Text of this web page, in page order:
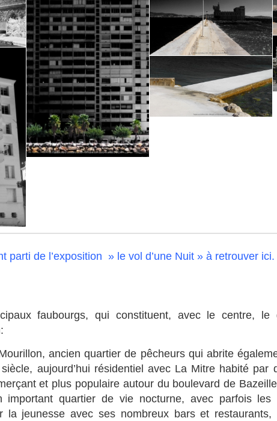
parti de l’exposition » le vol d’une Nuit » à retrouver ici.
faubourgs, qui constituent, avec le centre, le
ancien quartier de pêcheurs qui abrite
siècle, aujourd’hui résidentiel avec La Mitre habité par
et plus populaire autour du boulevard de
quartier de vie nocturne, avec parfois les
la jeunesse avec ses nombreux bars et